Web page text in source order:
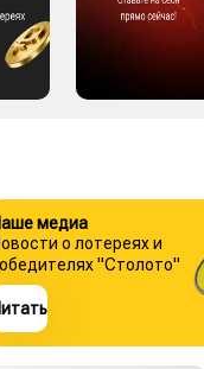
медиа
о лотереях и
"Столото"